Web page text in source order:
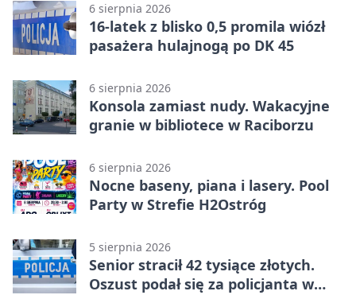
6 sierpnia 2026
16-latek z blisko 0,5 promila wiózł
pasażera hulajnogą po DK 45
6 sierpnia 2026
Konsola zamiast nudy. Wakacyjne
granie w bibliotece w Raciborzu
6 sierpnia 2026
Nocne baseny, piana i lasery. Pool
Party w Strefie H2Ostróg
5 sierpnia 2026
Senior stracił 42 tysiące złotych.
Oszust podał się za policjanta w